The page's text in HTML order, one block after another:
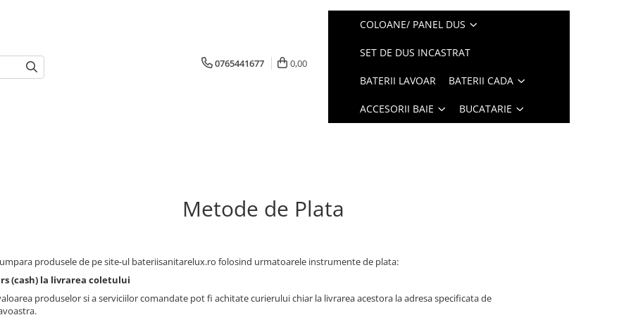
0765441677 0,00
COLOANE/ PANEL DUS
SET DE DUS INCASTRAT
BATERII LAVOAR BATERII CADA
ACCESORII BAIE BUCATARIE
Metode de Plata
produsele de pe site-ul bateriisanitarelux.ro folosind urmatoarele instrumente de plata:
(cash) la livrarea coletului
produselor si a serviciilor comandate pot fi achitate curierului chiar la livrarea acestora la adresa specificata de